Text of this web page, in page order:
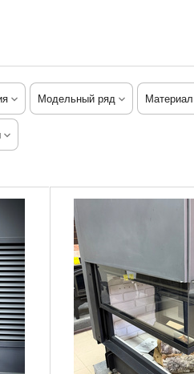
Модельный ряд Материал